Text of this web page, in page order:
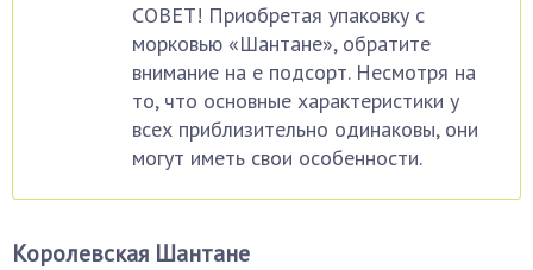
СОВЕТ! Приобретая упаковку с
морковью «Шантане», обратите
внимание на е подсорт. Несмотря на
то, что основные характеристики у
всех приблизительно одинаковы, они
могут иметь свои особенности.
Королевская Шантане